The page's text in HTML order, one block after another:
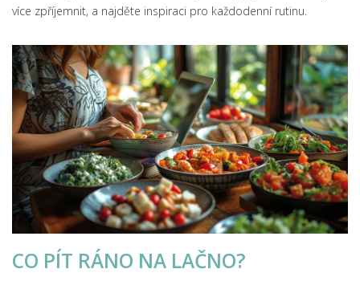
více zpříjemnit, a najděte inspiraci pro každodenní rutinu.
CO PÍT RÁNO NA LAČNO?